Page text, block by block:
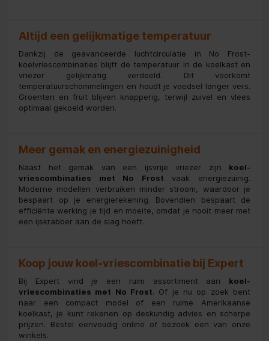
Altijd een gelijkmatige temperatuur
Dankzij de geavanceerde luchtcirculatie in No Frost-
koelvriescombinaties blijft de temperatuur in de koelkast en
vriezer gelijkmatig verdeeld. Dit voorkomt
temperatuurschommelingen en houdt je voedsel langer vers.
Groenten en fruit blijven knapperig, terwijl zuivel en vlees
optimaal gekoeld worden.
Meer gemak en energiezuinigheid
Naast het gemak van een ijsvrije vriezer zijn koel-
vriescombinaties met No Frost vaak energiezuinig.
Moderne modellen verbruiken minder stroom, waardoor je
bespaart op je energierekening. Bovendien bespaart de
efficiënte werking je tijd en moeite, omdat je nooit meer met
een ijskrabber aan de slag hoeft.
Koop jouw koel-vriescombinatie bij Expert
Bij Expert vind je een ruim assortiment aan koel-
vriescombinaties met No Frost. Of je nu op zoek bent
naar een compact model of een ruime Amerikaanse
koelkast, je kunt rekenen op deskundig advies en scherpe
prijzen. Bestel eenvoudig online of bezoek een van onze
winkels.